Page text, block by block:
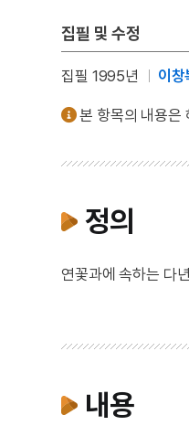
집필 및 수정
집필 1995년 이창
본 항목의 내용은
정의
연꽃과에 속하는 다
내용